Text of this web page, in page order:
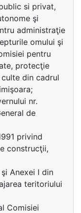
si privat,
şi
administraţie
omului şi
pentru
protecţie
din cadrul
nr.
de
privind
construcţii,
Anexei I din
teritoriului
Comisiei